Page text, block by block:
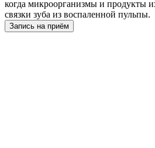
когда микроорганизмы и продукты
связки зуба из воспаленной пульпы.
Запись на приём